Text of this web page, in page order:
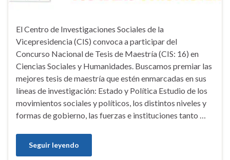
El Centro de Investigaciones Sociales de la
Vicepresidencia (CIS) convoca a participar del
Concurso Nacional de Tesis de Maestría (CIS: 16) en
Ciencias Sociales y Humanidades. Buscamos premiar las
mejores tesis de maestría que estén enmarcadas en sus
líneas de investigación: Estado y Política Estudio de los
movimientos sociales y políticos, los distintos niveles y
formas de gobierno, las fuerzas e instituciones tanto …
Seguir leyendo